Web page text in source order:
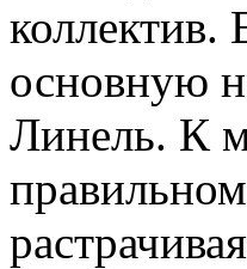
коллектив.
основную
Линель. К